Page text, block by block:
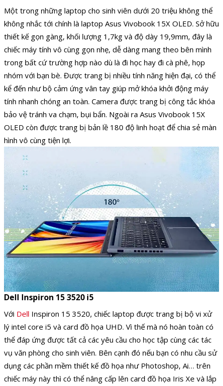
Một trong những laptop cho sinh viên dưới 20 triệu không thể
không nhắc tới chính là laptop Asus Vivobook 15X OLED. Sở hữu
thiết kế gọn gàng, khối lượng 1,7kg và độ dày 19,9mm, đây là
chiếc máy tính vô cùng gọn nhẹ, dễ dàng mang theo bên mình
trong bất cứ trường hợp nào dù là đi học hay đi cà phê, họp
nhóm với bạn bè. Được trang bị nhiều tính năng hiện đại, có thể
kể đến như bộ cảm ứng vân tay giúp mở khóa khởi động máy
tính nhanh chóng an toàn. Camera được trang bị công tắc khóa
bảo vệ tránh va chạm, bụi bẩn. Ngoài ra Asus Vivobook 15X
OLED còn được trang bị bản lề 180 độ linh hoạt để chia sẻ màn
hình vô cùng tiện lợi.
Dell Inspiron 15 3520 i5
Với Dell Inspiron 15 3520, chiếc laptop được trang bị bộ vi xử
lý intel core i5 và card đồ họa UHD. Vì thế mà nó hoàn toàn có
thể đáp ứng được tất cả các yêu cầu cho học tập cùng các tác
vụ văn phòng cho sinh viên. Bên cạnh đó nếu bạn có nhu cầu sử
dụng các phần mềm thiết kế đồ họa như Photoshop, Ai… trên
chiếc máy này thì có thể nâng cấp lên card đồ họa Iris Xe và lắp